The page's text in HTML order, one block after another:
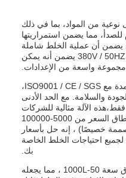
من المواد، بما في ذلك
للصدأ، مما يضمن استمراريتها
يضمن أن عملية الخلط شاملة
وفعالة، في حين أن الجهد من 380V / 50HZ يضمن أنه يمكن
واسعة من الإعدادات.
آلة بيشون X(S) N-750 المزج معتمدة مع ISO9001 / CE / SGS،
والسلامة. مع الحد الأدنى
الآلة مثالية للشركات
الصغيرة والمتوسطة الحجم، ومع نطاق السعر من 5000-100000
خصيصًا) ، إنه حل بأسعار
احتياجات الخلط الخاصة
بك.
يمتلك خلاط الرابطة المطاطي نطاق سعة 50-1000L ، مما يجعله